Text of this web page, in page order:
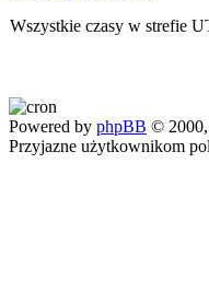
Wszystkie czasy w strefie
Powered by phpBB ©
Przyjazne użytkownikom